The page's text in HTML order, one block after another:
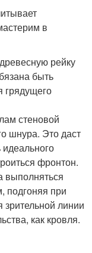
в
рейку
быть
грядущего
стеновой
шнура. Это даст
фронтон.
выполняться
подгоняя при
зрительной линии
как кровля.